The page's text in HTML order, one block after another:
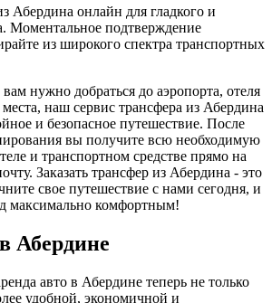
Абердина онлайн для гладкого и
Моментальное подтверждение
из широкого спектра транспортных
нужно добраться до аэропорта, отеля
наш сервис трансфера из Абердина
и безопасное путешествие. После
вы получите всю необходимую
и транспортном средстве прямо на
Заказать трансфер из Абердина - это
свое путешествие с нами сегодня, и
максимально комфортным!
Абердине
авто в Абердине теперь не только
удобной, экономичной и